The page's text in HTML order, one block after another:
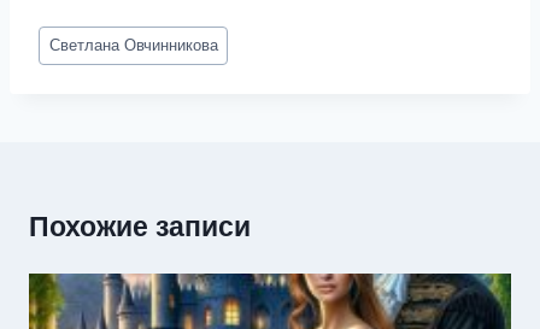
Метки
записи:
Светлана Овчинникова
Похожие записи